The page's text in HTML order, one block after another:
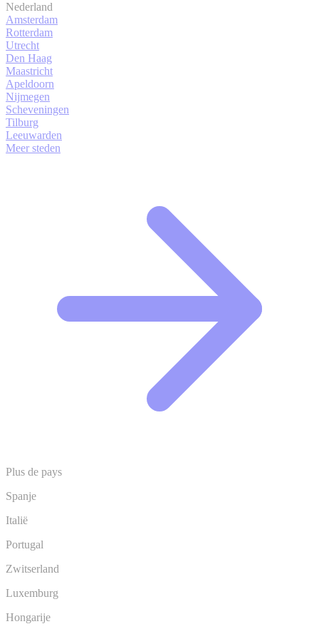
Nederland
Amsterdam
Rotterdam
Utrecht
Den Haag
Maastricht
Apeldoorn
Nijmegen
Scheveningen
Tilburg
Leeuwarden
Meer steden
Plus de pays
Spanje
Italië
Portugal
Zwitserland
Luxemburg
Hongarije